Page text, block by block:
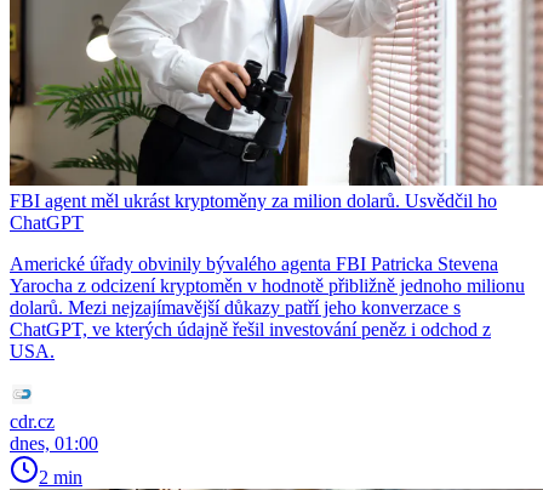
FBI agent měl ukrást kryptoměny za milion dolarů. Usvědčil ho
ChatGPT
Americké úřady obvinily bývalého agenta FBI Patricka Stevena
Yarocha z odcizení kryptoměn v hodnotě přibližně jednoho milionu
dolarů. Mezi nejzajímavější důkazy patří jeho konverzace s
ChatGPT, ve kterých údajně řešil investování peněz i odchod z
USA.
cdr.cz
dnes, 01:00
2 min